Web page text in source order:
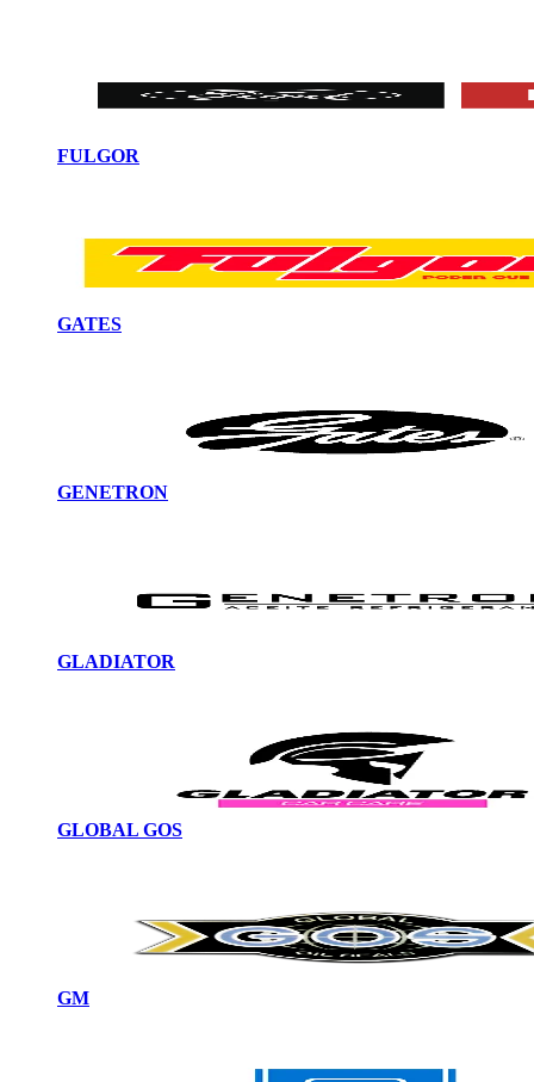
FULGOR
GATES
GENETRON
GLADIATOR
GLOBAL GOS
GM